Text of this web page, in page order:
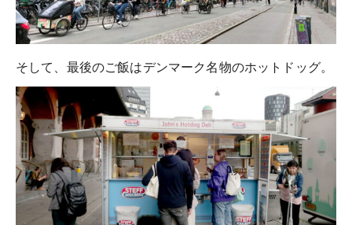
そして、最後のご飯はデンマーク名物のホットドッグ。